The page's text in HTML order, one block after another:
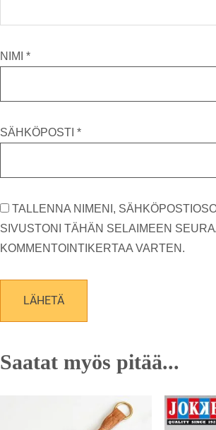
NIMI *
SÄHKÖPOSTI *
TALLENNA NIMENI,
SIVUSTONI TÄHÄN SELAIMEEN
KOMMENTOINTIKERTAA VARTEN.
Saatat myös pitää...